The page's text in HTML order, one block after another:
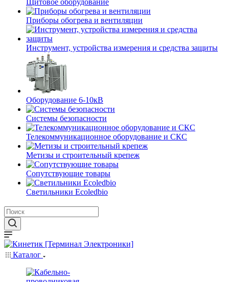
Щитовое оборудование
Приборы обогрева и вентиляции
Инструмент, устройства измерения и средства защиты
Оборудование 6-10кВ
Системы безопасности
Телекоммуникационное оборудование и СКС
Метизы и строительный крепеж
Сопутствующие товары
Светильники Ecoledbio
Каталог